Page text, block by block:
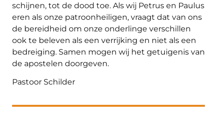
schijnen, tot de dood toe. Als wij Petrus en Paulus
eren als onze patroonheiligen, vraagt dat van ons
de bereidheid om onze onderlinge verschillen
ook te beleven als een verrijking en niet als een
bedreiging. Samen mogen wij het getuigenis van
de apostelen doorgeven.
Pastoor Schilder